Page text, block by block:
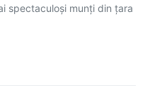
spectaculoși munți din țara